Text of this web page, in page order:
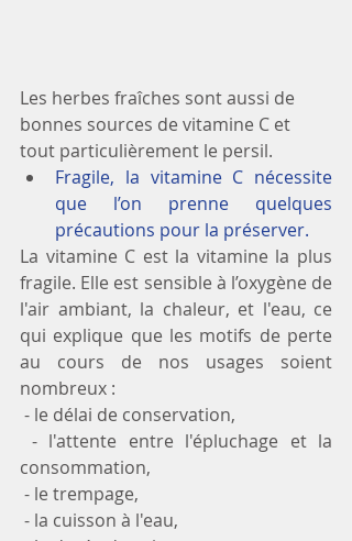
Les herbes fraîches sont aussi de
bonnes sources de vitamine C et
tout particulièrement le persil.
Fragile, la vitamine C nécessite
que l’on prenne quelques
précautions pour la préserver.
La vitamine C est la vitamine la plus
fragile. Elle est sensible à l’oxygène de
l'air ambiant, la chaleur, et l'eau, ce
qui explique que les motifs de perte
au cours de nos usages soient
nombreux :
- le délai de conservation,
consommation,
- le trempage,
- la cuisson à l'eau,